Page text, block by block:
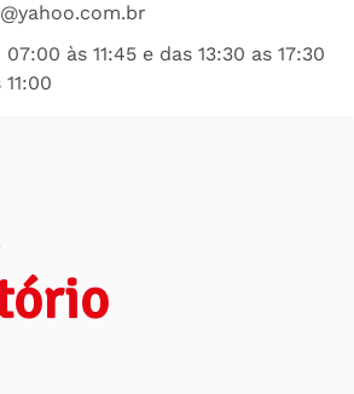
às 11:45 e das 13:30 as 17:30